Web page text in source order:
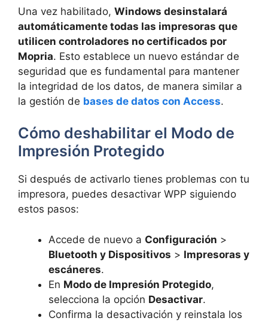
Una vez habilitado, Windows desinstalará
automáticamente todas las impresoras que
utilicen controladores no certificados por
Mopria. Esto establece un nuevo estándar de
seguridad que es fundamental para mantener
la integridad de los datos, de manera similar a
la gestión de bases de datos con Access.
Cómo deshabilitar el Modo de
Impresión Protegido
Si después de activarlo tienes problemas con tu
impresora, puedes desactivar WPP siguiendo
estos pasos:
Accede de nuevo a Configuración >
Bluetooth y Dispositivos > Impresoras y
escáneres.
En Modo de Impresión Protegido,
selecciona la opción Desactivar.
Confirma la desactivación y reinstala los